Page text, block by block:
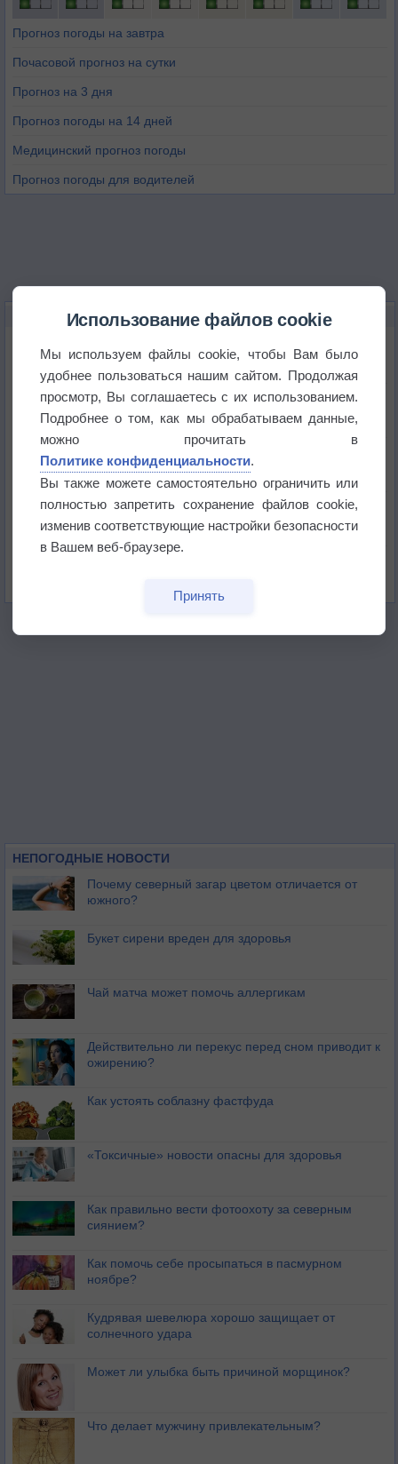
Прогноз погоды на завтра
Почасовой прогноз на сутки
Прогноз на 3 дня
Прогноз погоды на 14 дней
Медицинский прогноз погоды
Прогноз погоды для водителей
НОВОЕ О ПОГОДЕ
Приложение построит маршрут через тень
Атмосфера начала замерзать
В Приморье обнаружены морские волны тепла
Изменение климата повлияло на ареал обитания
НЕПОГОДНЫЕ НОВОСТИ
Почему северный загар цветом отличается от
южного?
Букет сирени вреден для здоровья
Чай матча может помочь аллергикам
Действительно ли перекус перед сном приводит к
ожирению?
Как устоять соблазну фастфуда
«Токсичные» новости опасны для здоровья
Как правильно вести фотоохоту за северным
сиянием?
Как помочь себе просыпаться в пасмурном
ноябре?
Кудрявая шевелюра хорошо защищает от
солнечного удара
Может ли улыбка быть причиной морщинок?
Что делает мужчину привлекательным?
Использование файлов cookie
Мы используем файлы cookie, чтобы Вам было
удобнее пользоваться нашим сайтом. Продолжая
просмотр, Вы соглашаетесь с их использованием.
Подробнее о том, как мы обрабатываем данные,
можно прочитать в
Политике конфиденциальности.
Вы также можете самостоятельно ограничить или
полностью запретить сохранение файлов cookie,
изменив соответствующие настройки безопасности
в Вашем веб-браузере.
Принять